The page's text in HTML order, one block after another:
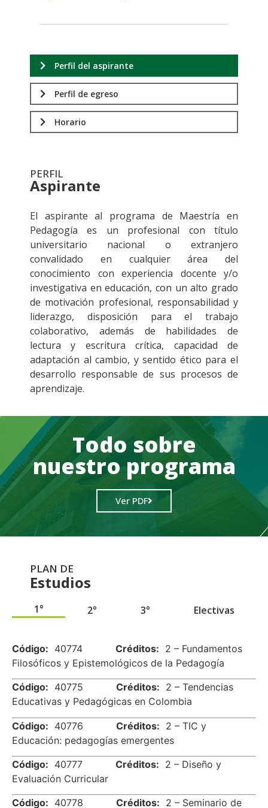
Perfil del aspirante
Perfil de egreso
Horario
PERFIL
Aspirante
El aspirante al programa de Maestría en
Pedagogía es un profesional con título
universitario nacional o extranjero
convalidado en cualquier área del
conocimiento con experiencia docente y/o
investigativa en educación, con un alto grado
de motivación profesional, responsabilidad y
liderazgo, disposición para el trabajo
colaborativo, además de habilidades de
lectura y escritura crítica, capacidad de
adaptación al cambio, y sentido ético para el
desarrollo responsable de sus procesos de
aprendizaje.
Todo sobre
nuestro programa
Ver PDF
PLAN DE
Estudios
1° 2° 3° Electivas
Código: 40774 Créditos: 2 – Fundamentos
Filosóficos y Epistemológicos de la Pedagogía
Código: 40775 Créditos: 2 – Tendencias
Educativas y Pedagógicas en Colombia
Código: 40776 Créditos: 2 – TIC y
Educación: pedagogías emergentes
Código: 40777 Créditos: 2 – Diseño y
Evaluación Curricular
Código: 40778 Créditos: 2 – Seminario de